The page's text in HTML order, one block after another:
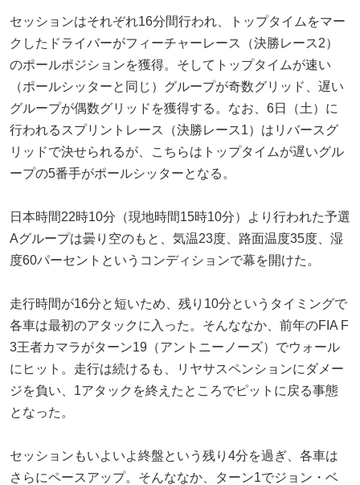
セッションはそれぞれ16分間行われ、トップタイムをマー
クしたドライバーがフィーチャーレース（決勝レース2）
のポールポジションを獲得。そしてトップタイムが速い
（ポールシッターと同じ）グループが奇数グリッド、遅い
グループが偶数グリッドを獲得する。なお、6日（土）に
行われるスプリントレース（決勝レース1）はリバースグ
リッドで決せられるが、こちらはトップタイムが遅いグル
ープの5番手がポールシッターとなる。
日本時間22時10分（現地時間15時10分）より行われた予選
Aグループは曇り空のもと、気温23度、路面温度35度、湿
度60パーセントというコンディションで幕を開けた。
走行時間が16分と短いため、残り10分というタイミングで
各車は最初のアタックに入った。そんななか、前年のFIA F
3王者カマラがターン19（アントニーノーズ）でウォール
にヒット。走行は続けるも、リヤサスペンションにダメー
ジを負い、1アタックを終えたところでピットに戻る事態
となった。
セッションもいよいよ終盤という残り4分を過ぎ、各車は
さらにペースアップ。そんななか、ターン1でジョン・ベ